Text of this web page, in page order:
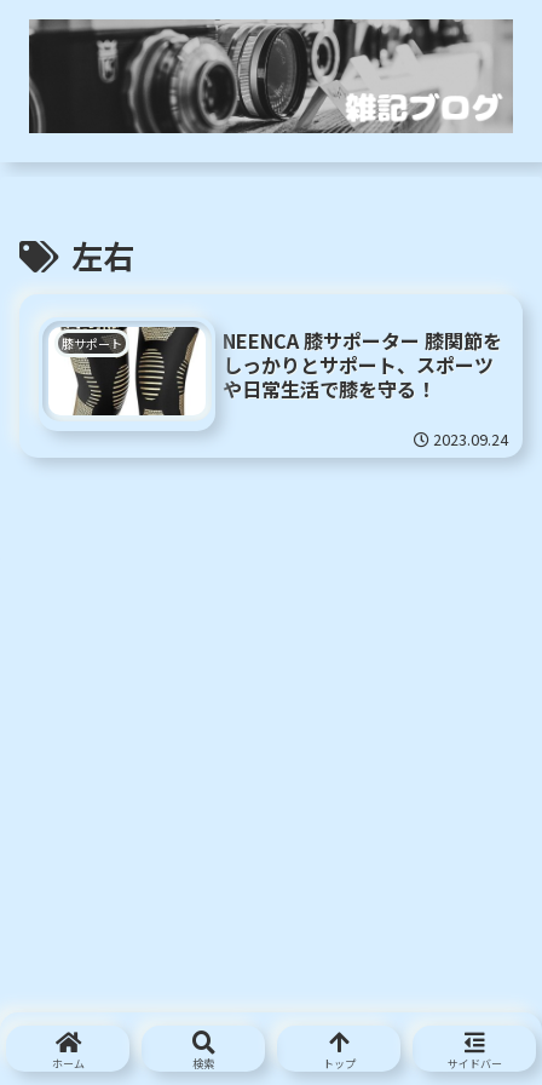
左右
膝サポート
NEENCA 膝サポーター 膝関節を
しっかりとサポート、スポーツ
や日常生活で膝を守る！
2023.09.24
ホーム 検索 トップ サイドバー